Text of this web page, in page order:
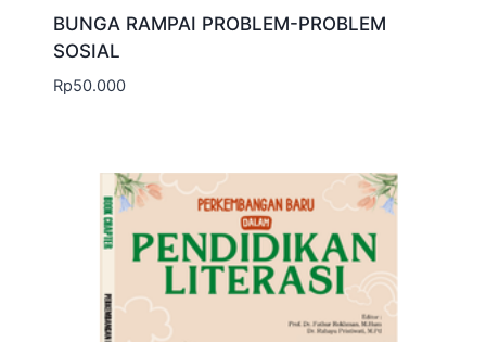
BUNGA RAMPAI PROBLEM-PROBLEM
SOSIAL
Rp50.000